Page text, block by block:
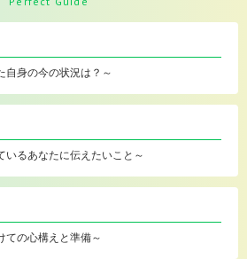
自身の今の状況は？～
いるあなたに伝えたいこと～
ての心構えと準備～